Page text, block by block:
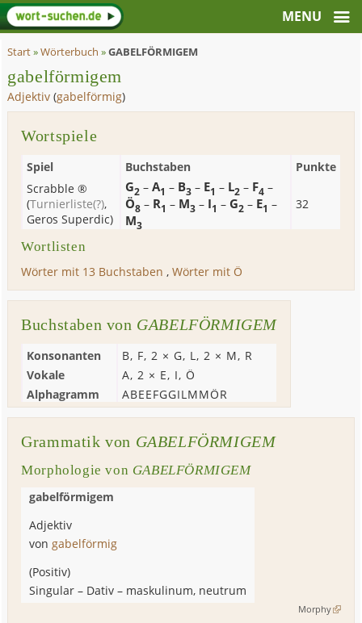
Start»Wörterbuch »GABELFÖRMIGEM
gabelförmigem
Adjektiv (gabelförmig)
Wortspiele
Spiel Buchstaben
Punkte
Scrabble ®
(Turnierliste(?),
Geros Superdic)
G2 –A1 – B3 – E1 – L2 – F4 –
Ö8 – R1 – M3 – I1 – G2 – E1 –
M3
32
Wortlisten
Wörter mit 13 Buchstaben ,Wörter mit Ö
Buchstaben von GABELFÖRMIGEM
Konsonanten B, F, 2 × G, L, 2 × M, R
Vokale
A, 2 × E, I, Ö
Alphagramm
ABEEFGGILMMÖR
Grammatik von GABELFÖRMIGEM
Morphologie von GABELFÖRMIGEM
gabelförmigem
Adjektiv
vongabelförmig
(Positiv)
Singular – Dativ – maskulinum, neutrum
Morphy